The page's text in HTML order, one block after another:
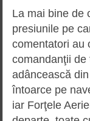
La mai bine de
presiunile pe
comentatori au
comandanţii
adâncească
întoarce pe
iar Forţele